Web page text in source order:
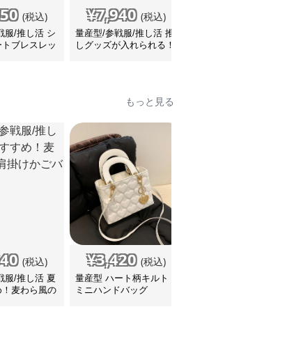
(税込)
服/推し活 シ
ブレスレッ
¥7,940 (税込)
量産型/参戦服/推し活 推
しグッズが入れられる！
もっと見る
(税込)
服/推し活 夏
麦わら風の
¥3,420 (税込)
量産型 ハート柄キルト
ミニハンドバッグ